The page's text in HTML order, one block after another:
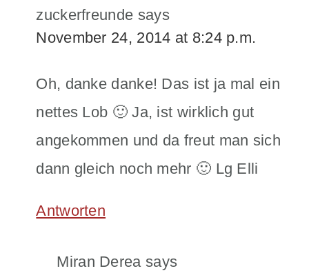
zuckerfreunde says
November 24, 2014 at 8:24 p.m.
Oh, danke danke! Das ist ja mal ein
nettes Lob 🙂 Ja, ist wirklich gut
angekommen und da freut man sich
dann gleich noch mehr 🙂 Lg Elli
Antworten
Miran Derea says